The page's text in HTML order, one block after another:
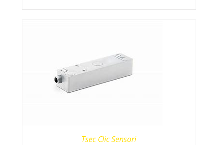
Tsec Clic Sensori